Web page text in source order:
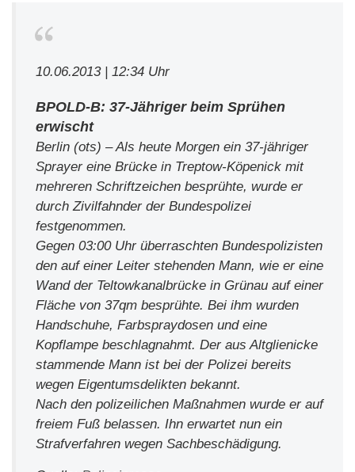
10.06.2013 | 12:34 Uhr
BPOLD-B: 37-Jähriger beim Sprühen
erwischt
Berlin (ots) – Als heute Morgen ein 37-jähriger
Sprayer eine Brücke in Treptow-Köpenick mit
mehreren Schriftzeichen besprühte, wurde er
durch Zivilfahnder der Bundespolizei
festgenommen.
Gegen 03:00 Uhr überraschten Bundespolizisten
den auf einer Leiter stehenden Mann, wie er eine
Wand der Teltowkanalbrücke in Grünau auf einer
Fläche von 37qm besprühte. Bei ihm wurden
Handschuhe, Farbspraydosen und eine
Kopflampe beschlagnahmt. Der aus Altglienicke
stammende Mann ist bei der Polizei bereits
wegen Eigentumsdelikten bekannt.
Nach den polizeilichen Maßnahmen wurde er auf
freiem Fuß belassen. Ihn erwartet nun ein
Strafverfahren wegen Sachbeschädigung.